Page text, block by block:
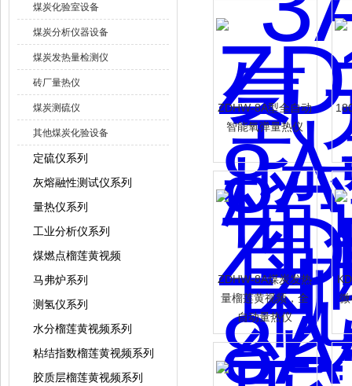
煤炭化验室设备
煤炭分析仪器设备
煤炭发热量检测仪
砖厂量热仪
煤炭测硫仪
其他煤炭化验设备
定硫仪系列
灰熔融性测试仪系列
量热仪系列
工业分析仪系列
煤燃点榴莲黄视频
马弗炉系列
测氢仪系列
水分榴莲黄视频系列
粘结指数榴莲黄视频系列
胶质层榴莲黄视频系列
ZDHW-8A型全自动
智能氧弹量热仪
ZDHW-8A煤炭发热
量榴莲黄视频，全
自动量热仪